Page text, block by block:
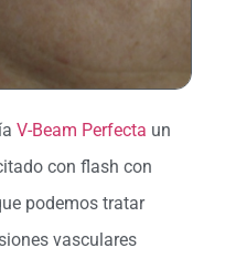
V-Beam Perfecta un
con flash con
podemos tratar
vasculares